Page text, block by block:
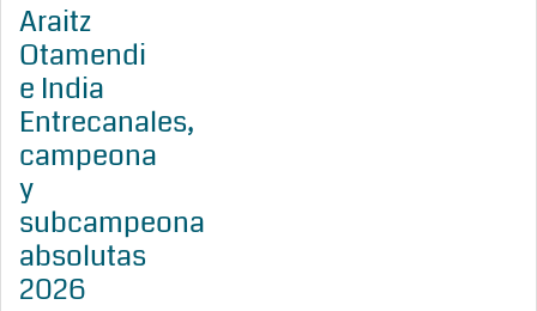
Araitz
Otamendi
e India
Entrecanales,
campeona
y
subcampeona
absolutas
2026